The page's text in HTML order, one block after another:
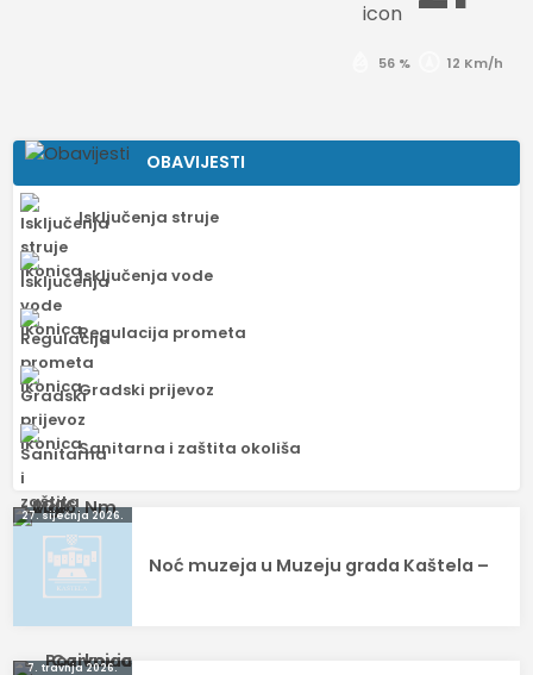
56 % 12 Km/h
OBAVIJESTI
Isključenja struje
Isključenja vode
Regulacija prometa
Gradski prijevoz
Sanitarna i zaštita okoliša
Navigacija
objava
27. siječnja 2026.
Noć muzeja u Muzeju grada Kaštela –
7. travnja 2026.